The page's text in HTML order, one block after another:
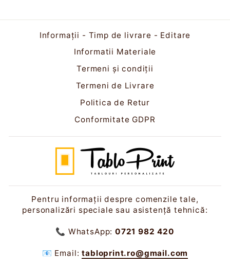
Informații - Timp de livrare - Editare
Informatii Materiale
Termeni și condiții
Termeni de Livrare
Politica de Retur
Conformitate GDPR
Pentru informații despre comenzile tale,
personalizări speciale sau asistență tehnică:
📞 WhatsApp: 0721 982 420
📧 Email:tabloprint.ro@gmail.com